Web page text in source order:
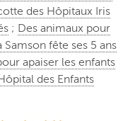
des Hôpitaux Iris
; Des animaux pour
fête ses 5 ans
apaiser les enfants
des Enfants